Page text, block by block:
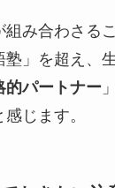
組み合わさる
塾」を超え、
的パートナー
じます。